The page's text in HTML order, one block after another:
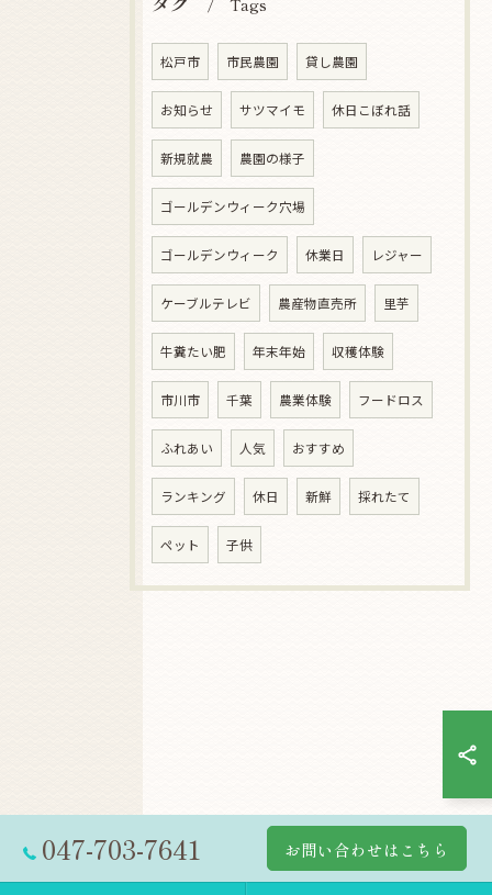
Tags
松戸市 市民農園 貸し農園
お知らせ サツマイモ 休日こぼれ話
新規就農 農園の様子
ゴールデンウィーク穴場
ゴールデンウィーク 休業日 レジャー
ケーブルテレビ 農産物直売所 里芋
牛糞たい肥 年末年始 収穫体験
市川市 千葉 農業体験 フードロス
ふれあい 人気 おすすめ
ランキング 休日 新鮮 採れたて
ペット 子供
047-703-7641 お問い合わせはこちら